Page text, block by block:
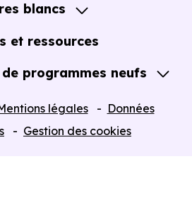
blancs
immobilier neuf en VEFA
et ressources
programmes neufs
légales
Données
Gestion des cookies